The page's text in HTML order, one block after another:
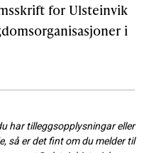
for Ulsteinvik
i
har tilleggsopplysningar eller
så er det fint om du melder til